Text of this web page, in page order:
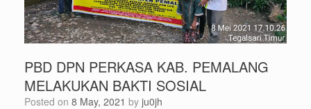
PBD DPN PERKASA KAB. PEMALANG
MELAKUKAN BAKTI SOSIAL
Posted on 8 May, 2021 by ju0jh